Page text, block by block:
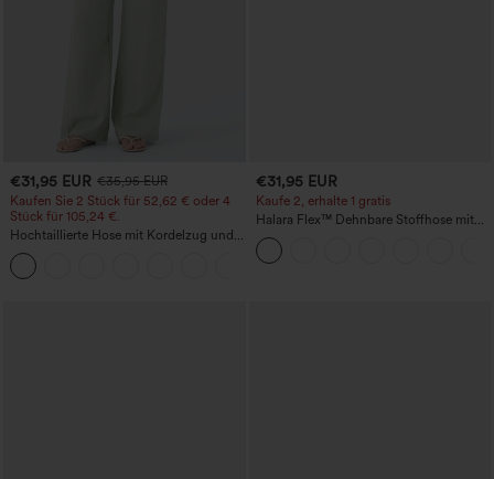
€31,95 EUR €35,95 EUR
Kaufen Sie 2 Stück für 52,62 € oder 4
Stück für 105,24 €.
Hochtaillierte Hose mit Kordelzug und
Taschen, weitem Bein, lässig und locker
in Leinenoptik
€31,95 EUR
Kaufe 2, erhalte 1 gratis
Halara Flex™ Dehnbare Stoffhose mit
hohem Bund und Seitentasche hinten